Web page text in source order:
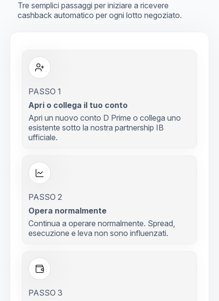
Tre semplici passaggi per iniziare a ricevere
cashback automatico per ogni lotto negoziato.
PASSO 1
Apri o collega il tuo conto
Apri un nuovo conto D Prime o collega uno
esistente sotto la nostra partnership IB
ufficiale.
PASSO 2
Opera normalmente
Continua a operare normalmente. Spread,
esecuzione e leva non sono influenzati.
PASSO 3